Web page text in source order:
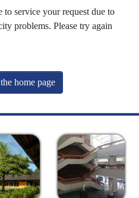
service your request due to
problems. Please try again
home page